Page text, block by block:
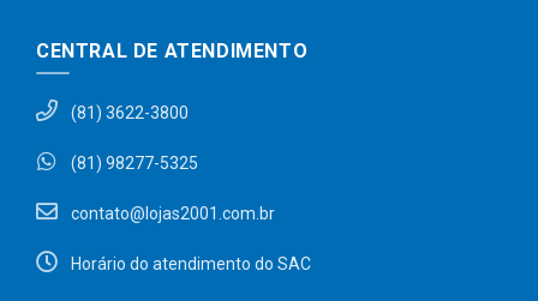
CENTRAL DE ATENDIMENTO
(81) 3622-3800
(81) 98277-5325
contato@lojas2001.com.br
Horário do atendimento do SAC